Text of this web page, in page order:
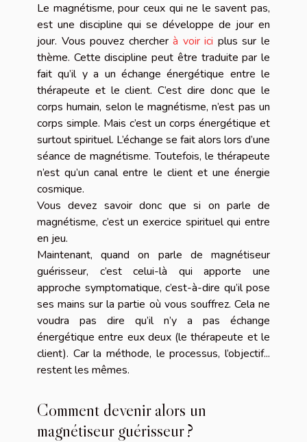
Le magnétisme, pour ceux qui ne le savent pas,
est une discipline qui se développe de jour en
jour. Vous pouvez chercherà voir ici plus sur le
thème. Cette discipline peut être traduite par le
fait qu’il y a un échange énergétique entre le
thérapeute et le client. C’est dire donc que le
corps humain, selon le magnétisme, n’est pas un
corps simple. Mais c’est un corps énergétique et
surtout spirituel. L’échange se fait alors lors d’une
séance de magnétisme. Toutefois, le thérapeute
n’est qu’un canal entre le client et une énergie
cosmique.
Vous devez savoir donc que si on parle de
magnétisme, c’est un exercice spirituel qui entre
en jeu.
Maintenant, quand on parle de magnétiseur
guérisseur, c’est celui-là qui apporte une
approche symptomatique, c’est-à-dire qu’il pose
ses mains sur la partie où vous souffrez. Cela ne
voudra pas dire qu’il n’y a pas échange
énergétique entre eux deux (le thérapeute et le
client). Car la méthode, le processus, l’objectif...
restent les mêmes.
Comment devenir alors un
magnétiseur guérisseur ?